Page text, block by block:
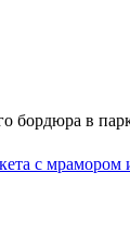
бордюра в